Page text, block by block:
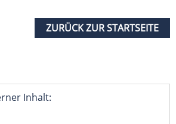
ZURÜCK ZUR STARTSEITE
Inhalt: